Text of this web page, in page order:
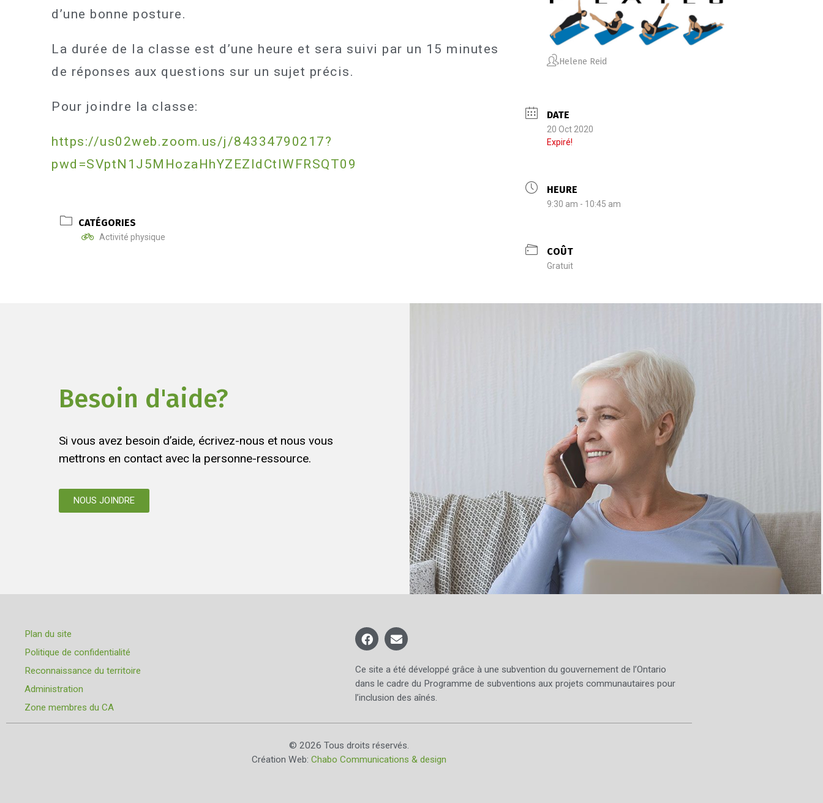
d’une bonne posture.
La durée de la classe est d’une heure et sera suivi par un 15 minutes
de réponses aux questions sur un sujet précis.
Pour joindre la classe:
https://us02web.zoom.us/j/84334790217?
pwd=SVptN1J5MHozaHhYZEZldCtlWFRSQT09
CATÉGORIES
Activité physique
Helene Reid
DATE
20 Oct 2020
Expiré!
HEURE
9:30 am - 10:45 am
COÛT
Gratuit
Besoin d'aide?
Si vous avez besoin d’aide, écrivez-nous et nous vous
mettrons en contact avec la personne-ressource.
NOUS JOINDRE
Plan du site
Politique de confidentialité
Reconnaissance du territoire
Administration
Zone membres du CA
Ce site a été développé grâce à une subvention du gouvernement de l’Ontario
dans le cadre du Programme de subventions aux projets communautaires pour
l’inclusion des aînés.
© 2026 Tous droits réservés.
Création Web: Chabo Communications & design